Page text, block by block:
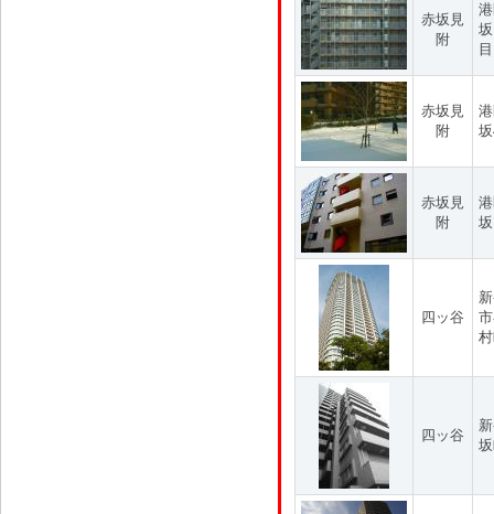
赤坂見
附
目
赤坂見
附
赤坂見
附
四ッ谷
四ッ谷